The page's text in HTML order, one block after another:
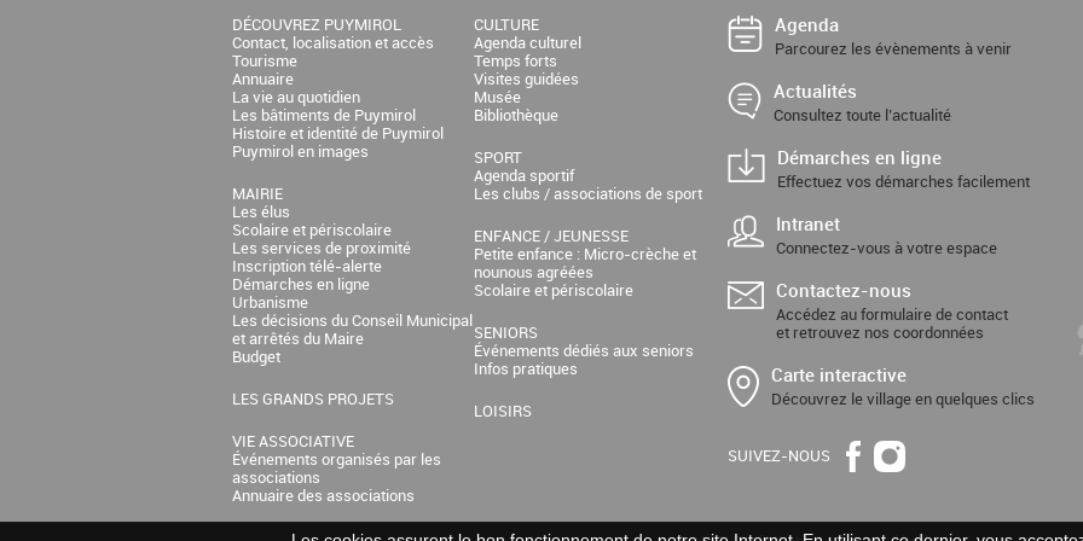
DÉCOUVREZ PUYMIROL
Contact, localisation et accès
Tourisme
Annuaire
La vie au quotidien
Les bâtiments de Puymirol
Histoire et identité de Puymirol
Puymirol en images
MAIRIE
Les élus
Scolaire et périscolaire
Les services de proximité
Inscription télé-alerte
Démarches en ligne
Urbanisme
Les décisions du Conseil Municipal
et arrêtés du Maire
Budget
LES GRANDS PROJETS
VIE ASSOCIATIVE
Événements organisés par les
associations
Annuaire des associations
CULTURE
Agenda culturel
Temps forts
Visites guidées
Musée
Bibliothèque
SPORT
Agenda sportif
Les clubs / associations de sport
ENFANCE / JEUNESSE
Petite enfance : Micro-crèche et
nounous agréées
Scolaire et périscolaire
SENIORS
Événements dédiés aux seniors
Infos pratiques
LOISIRS
Agenda
Parcourez les évènements à venir
Actualités
Consultez toute l’actualité
Démarches en ligne
Effectuez vos démarches facilement
Intranet
Connectez-vous à votre espace
Contactez-nous
Accédez au formulaire de contact
et retrouvez nos coordonnées
Carte interactive
Découvrez le village en quelques clics
SUIVEZ-NOUS